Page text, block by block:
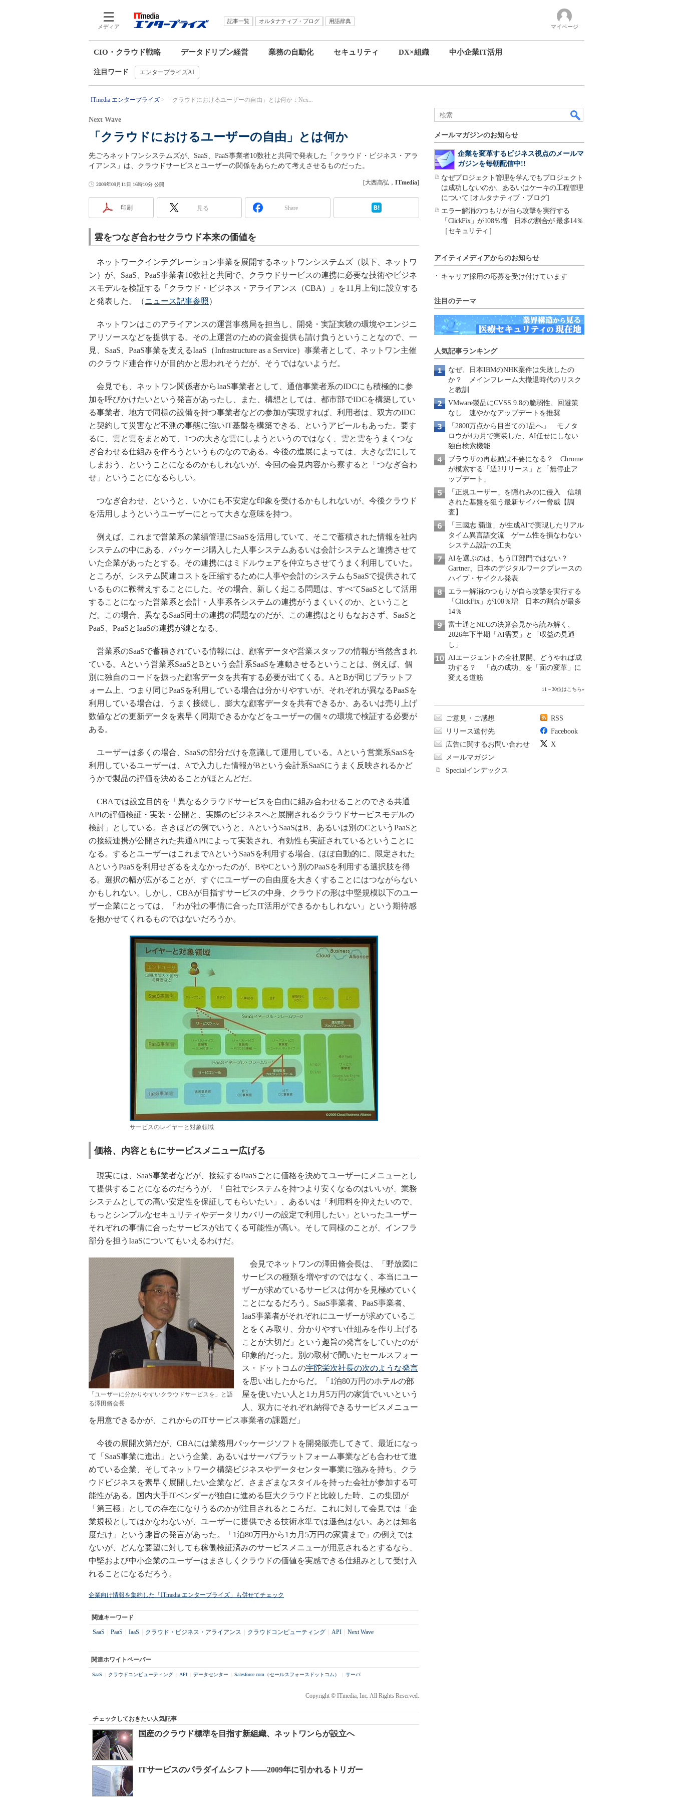
メディア
記事一覧 オルタナティブ・ブログ
用語辞典
マイページ
CIO・クラウド戦略 データドリブン経営 業務の自動化 セキュリティ DX×組織 中小企業IT活用
注目ワード エンタープライズAI
ITmedia エンタープライズ 「クラウドにおけるユーザーの自由」とは何か：Nex...
「クラウドにおけるユーザーの自由」とは何か
Next Wave
先ごろネットワンシステムズが、SaaS、PaaS事業者10数社と共同で発表した「クラウド・ビジネス・アラ
イアンス」は、クラウドサービスとユーザーの関係をあらためて考えさせるものだった。
2009年09月11日 16時10分 公開 [大西高弘， ITmedia]
印刷 見る Share
雲をつなぎ合わせクラウド本来の価値を
ネットワークインテグレーション事業を展開するネットワンシステムズ（以下、ネットワ
ン）が、SaaS、PaaS事業者10数社と共同で、クラウドサービスの連携に必要な技術やビジネ
スモデルを検証する「クラウド・ビジネス・アライアンス（CBA）」を11月上旬に設立する
と発表した。（ニュース記事参照）
ネットワンはこのアライアンスの運営事務局を担当し、開発・実証実験の環境やエンジニ
アリソースなどを提供する。その上運営のための資金提供も請け負うということなので、一
見、SaaS、PaaS事業を支えるIaaS（Infrastructure as a Service）事業者として、ネットワン主催
のクラウド連合作りが目的かと思われそうだが、そうではないようだ。
会見でも、ネットワン関係者からIaaS事業者として、通信事業者系のIDCにも積極的に参
加を呼びかけたいという発言があったし、また、構想としては、都市部でIDCを構築してい
る事業者、地方で同様の設備を持つ事業者などの参加が実現すれば、利用者は、双方のIDC
と契約して災害など不測の事態に強いIT基盤を構築できる、というアピールもあった。要す
るに、雲と雲をまとめて、1つの大きな雲にしようというのではなく、雲と雲をうまくつな
ぎ合わせる仕組みを作ろうというものなのである。今後の進展によっては、大きな雲にして
しまおう、ということになるのかもしれないが、今回の会見内容から察すると「つなぎ合わ
せ」ということになるらしい。
つなぎ合わせ、というと、いかにも不安定な印象を受けるかもしれないが、今後クラウド
を活用しようというユーザーにとって大きな意味を持つ。
例えば、これまで営業系の業績管理にSaaSを活用していて、そこで蓄積された情報を社内
システムの中にある、パッケージ購入した人事システムあるいは会計システムと連携させて
いた企業があったとする。その連携にはミドルウェアを仲立ちさせてうまく利用していた。
ところが、システム関連コストを圧縮するために人事や会計のシステムもSaaSで提供されて
いるものに鞍替えすることにした。その場合、新しく起こる問題は、すべてSaaSとして活用
することになった営業系と会計・人事系各システムの連携がうまくいくのか、ということ
だ。この場合、異なるSaaS同士の連携の問題なのだが、この連携はとりもなおさず、SaaSと
PaaS、PaaSとIaaSの連携が鍵となる。
営業系のSaaSで蓄積されている情報には、顧客データや営業スタッフの情報が当然含まれ
ている。Aという営業系SaaSとBという会計系SaaSを連動させるということは、例えば、個
別に独自のコードを振った顧客データを共有する必要が出てくる。AとBが同じプラットフ
ォーム上、つまり同じPaaSを利用している場合は分かりやすいが、それぞれが異なるPaaSを
利用している場合は、うまく接続し、膨大な顧客データを共有できるか、あるいは売り上げ
数値などの更新データを素早く同期できるかなどをユーザーの個々の環境で検証する必要が
ある。
ユーザーは多くの場合、SaaSの部分だけを意識して運用している。Aという営業系SaaSを
利用しているユーザーは、Aで入力した情報がBという会計系SaaSにうまく反映されるかど
うかで製品の評価を決めることがほとんどだ。
CBAでは設立目的を「異なるクラウドサービスを自由に組み合わせることのできる共通
APIの評価検証・実装・公開と、実際のビジネスへと展開されるクラウドサービスモデルの
検討」としている。さきほどの例でいうと、AというSaaSはB、あるいは別のCというPaaSと
の接続連携が公開された共通APIによって実装され、有効性も実証されているということに
なる。するとユーザーはこれまでAというSaaSを利用する場合、ほぼ自動的に、限定された
AというPaaSを利用せざるをえなかったのが、BやCという別のPaaSを利用する選択肢を得
る。選択の幅が広がることが、すぐにユーザーの自由度を大きくすることにはつながらない
かもしれない。しかし、CBAが目指すサービスの中身、クラウドの形は中堅規模以下のユー
ザー企業にとっては、「わが社の事情に合ったIT活用ができるかもしれない」という期待感
を抱かせてくれるものではないだろうか。
サービスのレイヤーと対象領域
価格、内容ともにサービスメニュー広げる
現実には、SaaS事業者などが、接続するPaaSごとに価格を決めてユーザーにメニューとし
て提供することになるのだろうが、「自社でシステムを持つより安くなるのはいいが、業務
システムとしての高い安定性を保証してもらいたい」、あるいは「利用料を抑えたいので、
もっとシンプルなセキュリティやデータリカバリーの設定で利用したい」といったユーザー
それぞれの事情に合ったサービスが出てくる可能性が高い。そして同様のことが、インフラ
部分を担うIaaSについてもいえるわけだ。
「ユーザーに分かりやすいクラウドサービスを」と語
る澤田脩会長
会見でネットワンの澤田脩会長は、「野放図に
サービスの種類を増やすのではなく、本当にユー
ザーが求めているサービスは何かを見極めていく
ことになるだろう。SaaS事業者、PaaS事業者、
IaaS事業者がそれぞれにユーザーが求めているこ
とをくみ取り、分かりやすい仕組みを作り上げる
ことが大切だ」という趣旨の発言をしていたのが
印象的だった。別の取材で聞いたセールスフォー
ス・ドットコムの宇陀栄次社長の次のような発言
を思い出したからだ。「1泊80万円のホテルの部
屋を使いたい人と1カ月5万円の家賃でいいという
人、双方にそれぞれ納得できるサービスメニュー
を用意できるかが、これからのITサービス事業者の課題だ」
今後の展開次第だが、CBAには業務用パッケージソフトを開発販売してきて、最近になっ
て「SaaS事業に進出」という企業、あるいはサーバプラットフォーム事業なども合わせて進
めている企業、そしてネットワーク構築ビジネスやデータセンター事業に強みを持ち、クラ
ウドビジネスを素早く展開したい企業など、さまざまなスタイルを持った会社が参加する可
能性がある。国内大手ITベンダーが独自に進める巨大クラウドと比較した時、この集団が
「第三極」としての存在になりうるのかが注目されるところだ。これに対して会見では「企
業規模としてはかなわないが、ユーザーに提供できる技術水準では遜色はない。あとは知名
度だけ」という趣旨の発言があった。「1泊80万円から1カ月5万円の家賃まで」の例えでは
ないが、どんな要望に対しても稼働検証済みのサービスメニューが用意されるとするなら、
中堅および中小企業のユーザーはまさしくクラウドの価値を実感できる仕組みとして受け入
れることになるだろう。
企業向け情報を集約した「ITmedia エンタープライズ」も併せてチェック
関連キーワード
SaaS PaaS IaaS クラウド・ビジネス・アライアンス クラウドコンピューティング API Next Wave
関連ホワイトペーパー
SaaS クラウドコンピューティング API データセンター Salesforce.com（セールスフォースドットコム） サーバ
Copyright © ITmedia, Inc. All Rights Reserved.
チェックしておきたい人気記事
国産のクラウド標準を目指す新組織、ネットワンらが設立へ
ITサービスのパラダイムシフト――2009年に引かれるトリガー
メールマガジンのお知らせ
企業を変革するビジネス視点のメールマ
ガジンを毎朝配信中!!
なぜプロジェクト管理を学んでもプロジェクト
は成功しないのか、あるいはケーキの工程管理
について [オルタナティブ・ブログ]
エラー解消のつもりが自ら攻撃を実行する
「ClickFix」が108％増 日本の割合が 最多14％
［セキュリティ］
アイティメディアからのお知らせ
キャリア採用の応募を受け付けています
注目のテーマ
人気記事ランキング
なぜ、日本IBMのNHK案件は失敗したの
か？ メインフレーム大撤退時代のリスク
と教訓
VMware製品にCVSS 9.8の脆弱性、回避策
なし 速やかなアップデートを推奨
「2800万点から目当ての1品へ」 モノタ
ロウが4カ月で実装した、AI任せにしない
独自検索機能
ブラウザの再起動は不要になる？ Chrome
が模索する「週2リリース」と「無停止ア
ップデート」
「正規ユーザー」を隠れみのに侵入 信頼
された基盤を狙う最新サイバー脅威【調
査】
「三國志 覇道」が生成AIで実現したリアル
タイム異言語交流 ゲーム性を損なわない
システム設計の工夫
AIを選ぶのは、もうIT部門ではない？
Gartner、日本のデジタルワークプレースの
ハイプ・サイクル発表
エラー解消のつもりが自ら攻撃を実行する
「ClickFix」が108％増 日本の割合が最多
14％
富士通とNECの決算会見から読み解く、
2026年下半期「AI需要」と「収益の見通
し」
AIエージェントの全社展開、どうやれば成
功する？ 「点の成功」を「面の変革」に
変える道筋
11～30位はこちら»
ご意見・ご感想
リリース送付先
広告に関するお問い合わせ
メールマガジン
Specialインデックス
RSS
Facebook
X